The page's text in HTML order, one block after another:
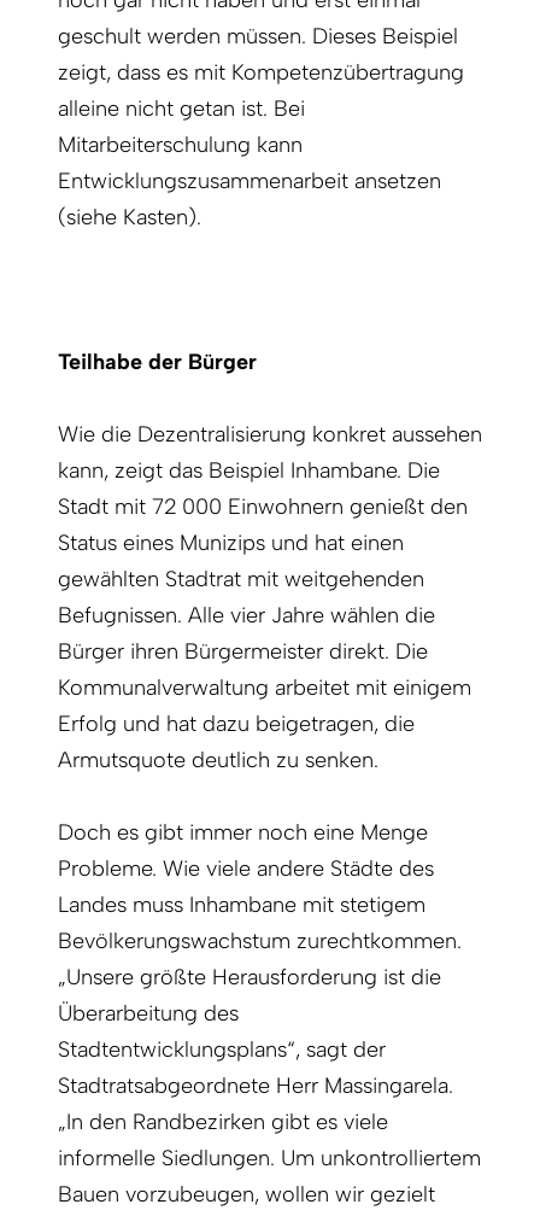
geschult werden müssen. Dieses Beispiel
zeigt, dass es mit Kompetenzübertragung
alleine nicht getan ist. Bei
Mitarbeiterschulung kann
Entwicklungszusammenarbeit ansetzen
(siehe Kasten).
Teilhabe der Bürger
Wie die Dezentralisierung konkret aussehen
kann, zeigt das Beispiel Inhambane. Die
Stadt mit 72 000 Einwohnern genießt den
Status eines Munizips und hat einen
gewählten Stadtrat mit weitgehenden
Befugnissen. Alle vier Jahre wählen die
Bürger ihren Bürgermeister direkt. Die
Kommunalverwaltung arbeitet mit einigem
Erfolg und hat dazu beigetragen, die
Armutsquote deutlich zu senken.
Doch es gibt immer noch eine Menge
Probleme. Wie viele andere Städte des
Landes muss Inhambane mit stetigem
Bevölkerungswachstum zurechtkommen.
„Unsere größte Herausforderung ist die
Überarbeitung des
Stadtentwicklungsplans“, sagt der
Stadtratsabgeordnete Herr Massingarela.
„In den Randbezirken gibt es viele
informelle Siedlungen. Um unkontrolliertem
Bauen vorzubeugen, wollen wir gezielt